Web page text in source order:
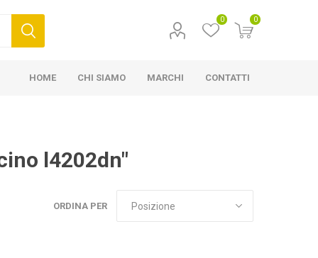
0 0
HOME CHI SIAMO MARCHI CONTATTI
l4202dn"
ORDINA PER